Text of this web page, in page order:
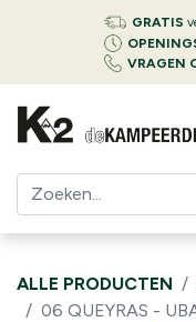
GRATIS
VRAGEN
ALLE PRODUCTEN
06 QUEYRAS -